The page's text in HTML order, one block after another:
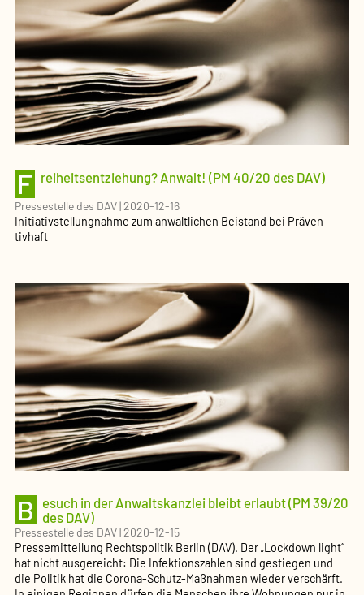
F reiheits­ent­ziehung? Anwalt! (PM 40/20 des DAV)
Pressestelle des DAV|2020-12-16
Initia­tiv­stel­lungnahme zum anwalt­lichen Beistand bei Präven­
tivhaft
B
esuch in der Anwalts­kanzlei bleibt erlaubt (PM 39/20
des DAV)
Pressestelle des DAV|2020-12-15
Pressemitteilung Rechtspolitik Berlin (DAV). Der „Lockdown light“
hat nicht ausgereicht: Die Infektionszahlen sind gestiegen und
die Politik hat die Corona-Schutz-Maßnahmen wieder verschärft.